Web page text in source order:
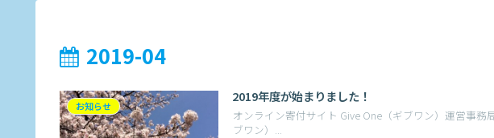
2019-04
お知らせ
2019年度が始まりました！
オンライン寄付サイト Give One（ギブワン）運営事
ブワン）...